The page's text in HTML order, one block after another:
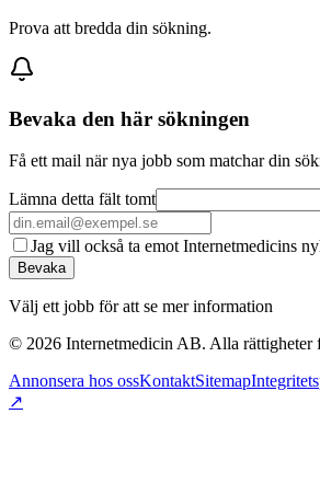
Prova att bredda din sökning.
Bevaka den här sökningen
Få ett mail när nya jobb som matchar din
Lämna detta fält tomt
Jag vill också ta emot Internetmedicins
Bevaka
Välj ett jobb för att se mer information
© 2026 Internetmedicin AB. Alla rättigheter
Annonsera hos ossKontaktSitemap
↗